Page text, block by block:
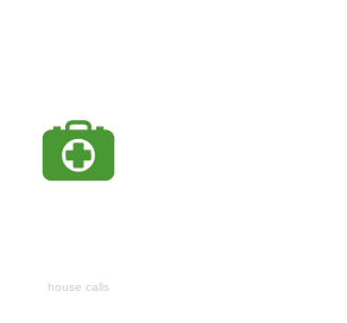
house calls